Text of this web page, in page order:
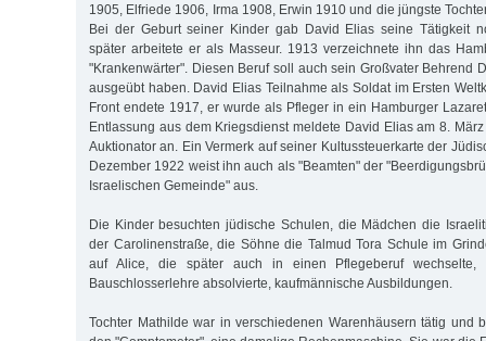
1905, Elfriede 1906, Irma 1908, Erwin 1910 und die jüngste
Bei der Geburt seiner Kinder gab David Elias seine Tätigkeit
später arbeitete er als Masseur. 1913 verzeichnete ihn das
"Krankenwärter". Diesen Beruf soll auch sein Großvater Behrend
ausgeübt haben. David Elias Teilnahme als Soldat im Ersten
Front endete 1917, er wurde als Pfleger in ein Hamburger
Entlassung aus dem Kriegsdienst meldete David Elias am 8.
Auktionator an. Ein Vermerk auf seiner Kultussteuerkarte der
Dezember 1922 weist ihn auch als "Beamten" der
Israelischen Gemeinde" aus.
Die Kinder besuchten jüdische Schulen, die Mädchen die
der Carolinenstraße, die Söhne die Talmud Tora Schule im
auf Alice, die später auch in einen Pflegeberuf
Bauschlosserlehre absolvierte, kaufmännische Ausbildungen.
Tochter Mathilde war in verschiedenen Warenhäusern tätig und